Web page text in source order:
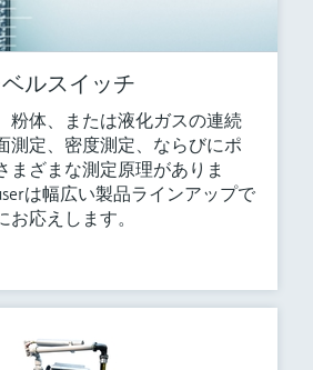
ルスイッチ
粉体、または液化ガスの連続
測定、密度測定、ならびにポ
まざまな測定原理がありま
は幅広い製品ラインアップで
応えします。